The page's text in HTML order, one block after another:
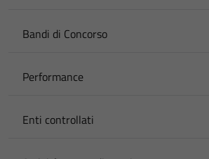
Bandi di Concorso
Performance
Enti controllati